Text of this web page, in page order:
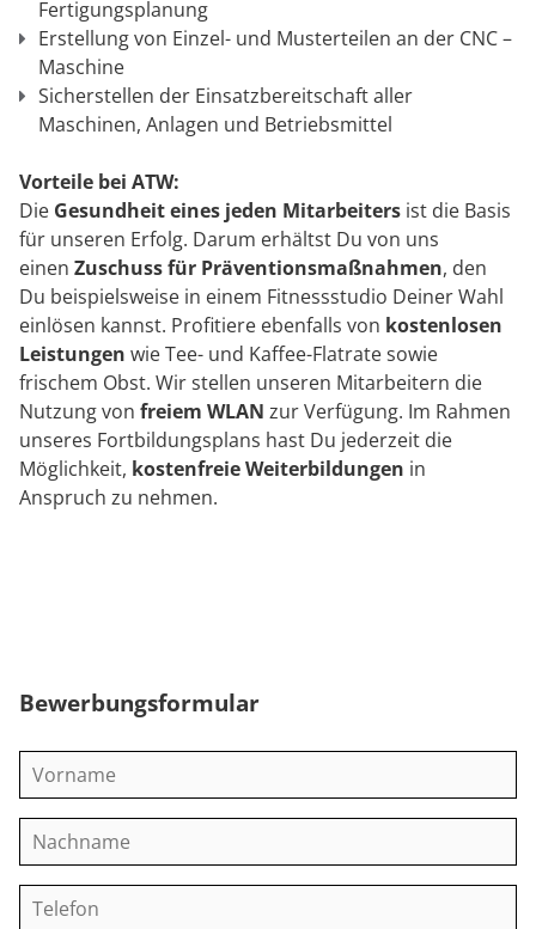
Fertigungsplanung
Erstellung von Einzel- und Musterteilen an der CNC –
Maschine
Sicherstellen der Einsatzbereitschaft aller
Maschinen, Anlagen und Betriebsmittel
Vorteile bei ATW:
Die Gesundheit eines jeden Mitarbeiters ist die Basis
für unseren Erfolg. Darum erhältst Du von uns
einen Zuschuss für Präventionsmaßnahmen, den
Du beispielsweise in einem Fitnessstudio Deiner Wahl
einlösen kannst. Profitiere ebenfalls von kostenlosen
Leistungen wie Tee- und Kaffee-Flatrate sowie
frischem Obst. Wir stellen unseren Mitarbeitern die
Nutzung von freiem WLAN zur Verfügung. Im Rahmen
unseres Fortbildungsplans hast Du jederzeit die
Möglichkeit, kostenfreie Weiterbildungen in
Anspruch zu nehmen.
Bewerbungsformular